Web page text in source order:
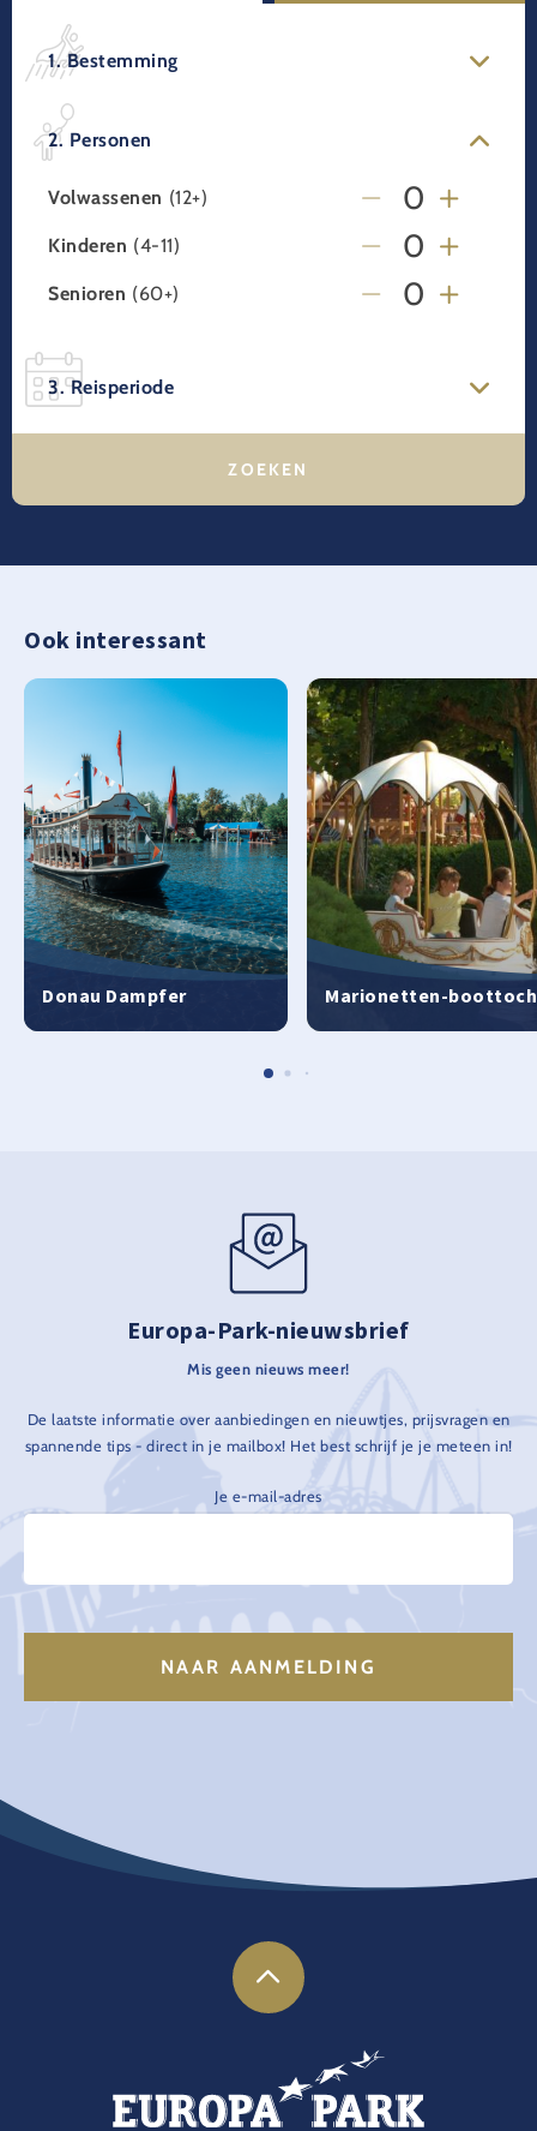
1. Bestemming
2. Personen
Volwassenen (12+)
Kinderen (4-11)
Senioren (60+)
3. Reisperiode
Ook interessant
Donau Dampfer Marionetten-
Europa-Park-nieuwsbrief
Mis geen nieuws meer!
De laatste informatie over aanbiedingen en nieuwtjes, prijsvragen en
spannende tips - direct in je mailbox! Het best schrijf je je meteen in!
Je e-mail-adres